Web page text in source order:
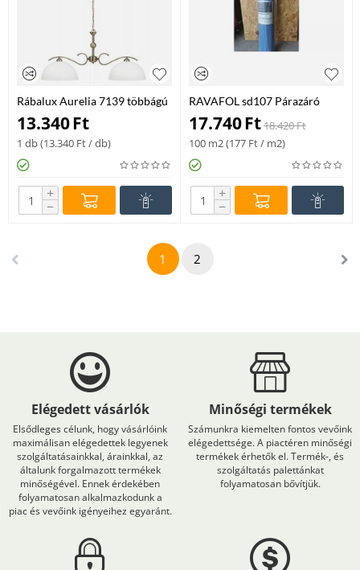
Rábalux Aurelia 7139 többágú
függeszték bronz fém E27 2x
MAX 60 E27 IP20
13.340Ft
1 db (13.340 Ft/ db)
+
−
RAVAFOL sd107 Párazáró
fólia 4x25 m/tek
17.740Ft18.420Ft
100 m2 (177 Ft/ m2)
+
−
1 2
Elégedett vásárlók
Elsődleges célunk, hogy vásárlóink
maximálisan elégedettek legyenek
szolgáltatásainkkal, árainkkal, az
általunk forgalmazott termékek
minőségével. Ennek érdekében
folyamatosan alkalmazkodunk a
piac és vevőink igényeihez egyaránt.
Minőségi termékek
Számunkra kiemelten fontos vevőink
elégedettsége. A piactéren minőségi
termékek érhetők el. Termék-, és
szolgáltatás palettánkat
folyamatosan bővítjük.